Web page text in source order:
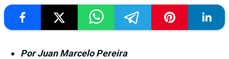
Por Juan Marcelo Pereira